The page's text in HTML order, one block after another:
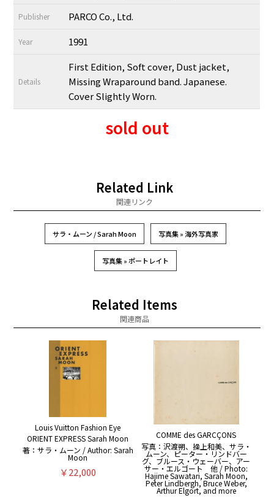
Publisher PARCO Co., Ltd.
Year 1991
Details
First Edition, Soft cover, Dust jacket,
Missing Wraparound band. Japanese.
Cover Slightly Worn.
sold out
Related Link
関連リンク
サラ・ムーン / Sarah Moon 写真集 » 海外写真家
写真集 » ポートレイト
Related Items
関連商品
Louis Vuitton Fashion Eye
ORIENT EXPRESS Sarah Moon
著：サラ・ムーン / Author: Sarah
Moon
￥22,000
COMME des GARCÇONS
写真：沢渡朔、操上和美、サラ・
ムーン、ピーター・リンドバー
グ、ブルース・ウェーバー、アー
サー・エルゴート 他 / Photo:
Hajime Sawatari, Sarah Moon,
Peter Lindbergh, Bruce Weber,
Arthur Elgort, and more